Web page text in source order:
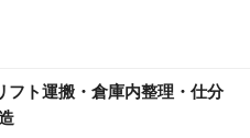
フト運搬・倉庫内整理・仕分